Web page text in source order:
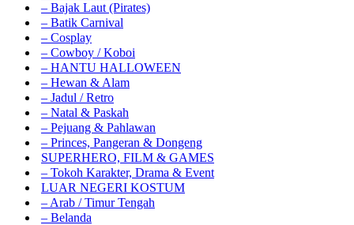
– Bajak Laut (Pirates)
– Batik Carnival
– Cosplay
– Cowboy / Koboi
– HANTU HALLOWEEN
– Hewan & Alam
– Jadul / Retro
– Natal & Paskah
– Pejuang & Pahlawan
– Princes, Pangeran & Dongeng
SUPERHERO, FILM & GAMES
– Tokoh Karakter, Drama & Event
LUAR NEGERI KOSTUM
– Arab / Timur Tengah
– Belanda